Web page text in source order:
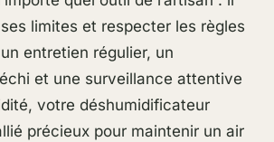
limites et respecter les règles
entretien régulier, un
et une surveillance attentive
votre déshumidificateur
précieux pour maintenir un air